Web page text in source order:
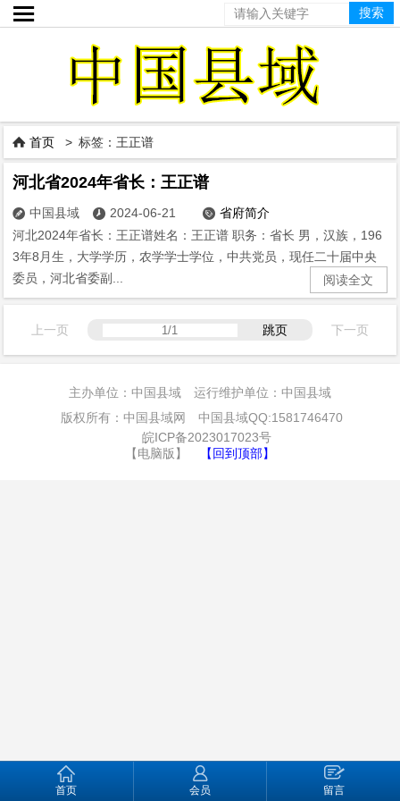

 首页 > 标签：王正谱
河北省2024年省长：王正谱
 中国县域  2024-06-21  省府简介
河北2024年省长：王正谱姓名：王正谱 职务：省长 男，汉族，196
3年8月生，大学学历，农学学士学位，中共党员，现任二十届中央
委员，河北省委副...
阅读全文
上一页 跳页 下一页
主办单位：中国县域 运行维护单位：中国县域
版权所有：中国县域网 中国县域QQ:1581746470
皖ICP备2023017023号
【电脑版】
【回到顶部】
首页 会员 留言